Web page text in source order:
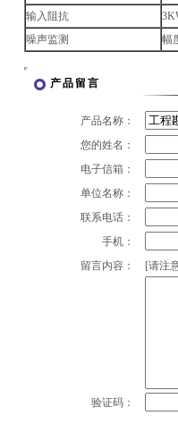
输入阻抗
噪声监测
幅
产品留言
产品名称：
您的姓名：
电子信箱：
单位名称：
联系电话：
手机：
留言内容：
[请注
验证码：